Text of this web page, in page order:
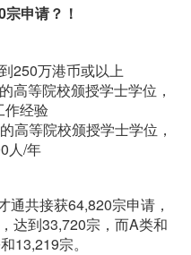
申请？！
250万港币或以上
高等院校颁授学士学位，
作经验
高等院校颁授学士学位，
人/年
共接获64,820宗申请，
达到33,720宗，而A类和
13,219宗。